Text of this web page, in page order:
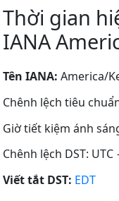
Thời gian
IANA
Tên IANA: America/
Chênh lệch tiêu
Giờ tiết kiệm ánh
Chênh lệch DST: UTC
Viết tắt DST: EDT